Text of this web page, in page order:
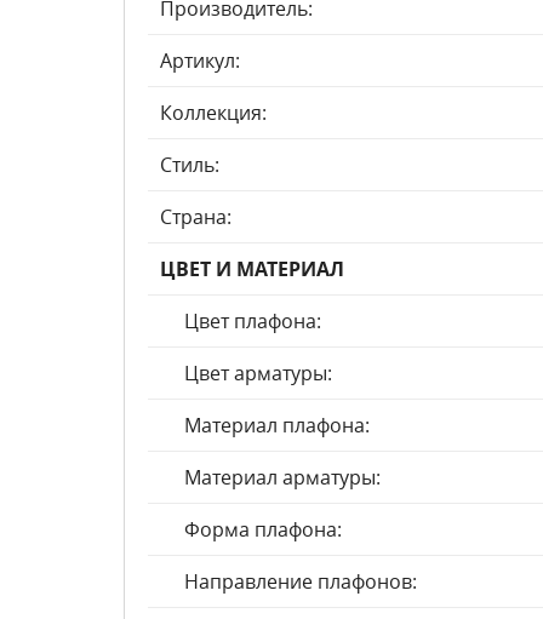
Производитель:
Артикул:
Коллекция:
Стиль:
Страна:
ЦВЕТ И МАТЕРИАЛ
Цвет плафона:
Цвет арматуры:
Материал плафона:
Материал арматуры:
Форма плафона:
Направление плафонов: